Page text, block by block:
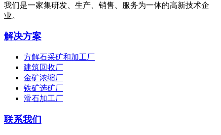
我们是一家集研发、生产、销售、服务为一体的高新技术企
业。
解决方案
方解石采矿和加工厂
建筑回收厂
金矿浓缩厂
铁矿选矿厂
滑石加工厂
联系我们